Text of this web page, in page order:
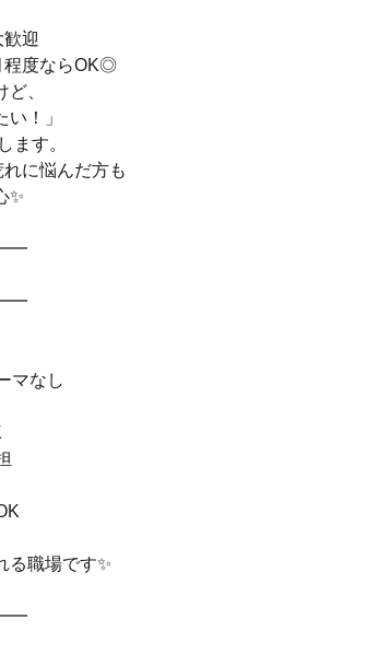
迎
程度ならOK◎
、
！」
ます。
に悩んだ方も
✨
マなし
る職場です✨